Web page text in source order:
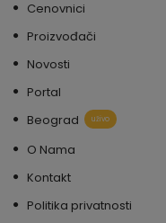
Cenovnici
Proizvođači
Novosti
Portal
Beograd
uživo
O Nama
Kontakt
Politika privatnosti